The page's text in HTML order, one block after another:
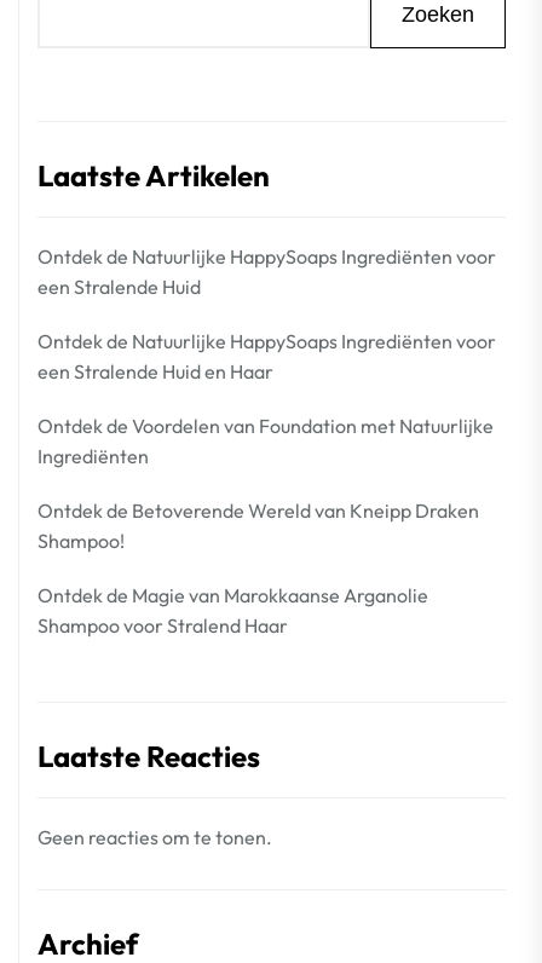
Zoeken
Laatste Artikelen
Ontdek de Natuurlijke HappySoaps Ingrediënten voor
een Stralende Huid
Ontdek de Natuurlijke HappySoaps Ingrediënten voor
een Stralende Huid en Haar
Ontdek de Voordelen van Foundation met Natuurlijke
Ingrediënten
Ontdek de Betoverende Wereld van Kneipp Draken
Shampoo!
Ontdek de Magie van Marokkaanse Arganolie
Shampoo voor Stralend Haar
Laatste Reacties
Geen reacties om te tonen.
Archief